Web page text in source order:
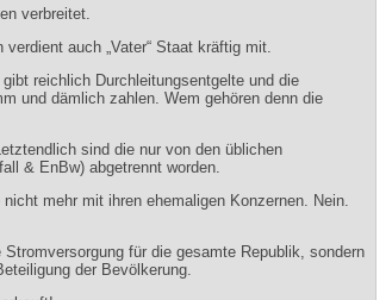
verbreitet.
auch „Vater“ Staat kräftig mit.
reichlich Durchleitungsentgelte und die
und dämlich zahlen. Wem gehören denn die
sind die nur von den üblichen
& EnBw) abgetrennt worden.
mehr mit ihren ehemaligen Konzernen. Nein.
für die gesamte Republik, sondern
der Bevölkerung.